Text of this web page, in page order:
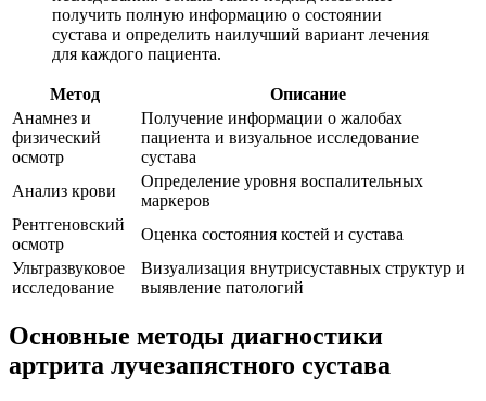
получить полную информацию о состоянии
сустава и определить наилучший вариант лечения
для каждого пациента.
Метод
Описание
Анамнез и
физический
осмотр
Получение информации о жалобах
пациента и визуальное исследование
сустава
Анализ крови
Определение уровня воспалительных
маркеров
Рентгеновский
осмотр
Оценка состояния костей и сустава
Ультразвуковое
исследование
Визуализация внутрисуставных структур и
выявление патологий
Основные методы диагностики
артрита лучезапястного сустава